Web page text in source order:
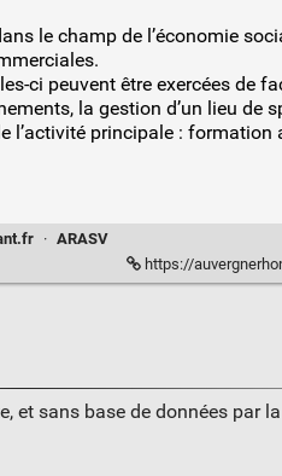
le champ de l’économie
ci peuvent être exercées de
la gestion d’un lieu de
principale :
· ARASV
https://auvergnerhonealpes-
et sans base de données par